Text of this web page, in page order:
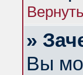
»
Вы